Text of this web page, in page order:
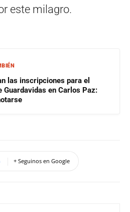
este milagro.
las inscripciones para el
Guardavidas en Carlos Paz:
+ Seguinos en Google